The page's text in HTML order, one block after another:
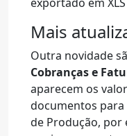
Mais
Outra novidade
Cobranças e
aparecem os
documentos para
de Produção, por